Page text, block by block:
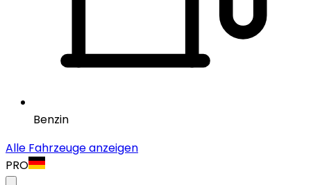
Benzin
Alle Fahrzeuge anzeigen
PRO